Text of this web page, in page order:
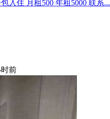
入住 月租500 年租5000 联系...
前